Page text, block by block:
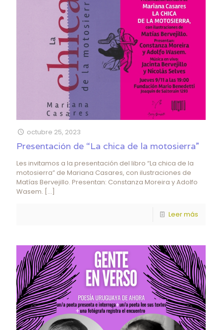
octubre 25, 2023
Presentación de “La chica de la motosierra”
Les invitamos a la presentación del libro “La chica de la
motosierra” de Mariana Casares, con ilustraciones de
Matías Bervejillo. Presentan: Constanza Moreira y Adolfo
Wasem. […]
Leer más